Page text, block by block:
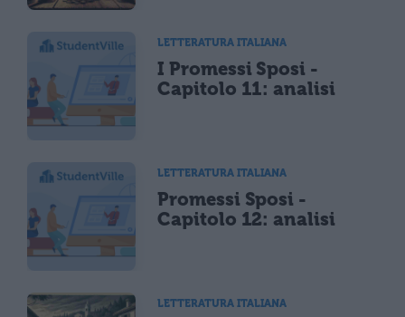
LETTERATURA ITALIANA
I Promessi Sposi -
Capitolo 11: analisi
LETTERATURA ITALIANA
Promessi Sposi -
Capitolo 12: analisi
LETTERATURA ITALIANA